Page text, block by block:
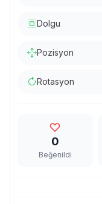
Dolgu
Pozisyon
Rotasyon
0
Beğenildi